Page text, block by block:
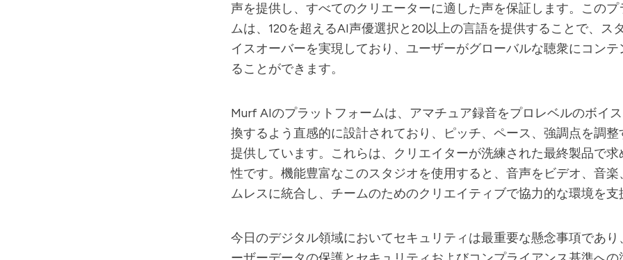
声を提供し、すべてのクリエーターに適した声を保証します。この
ムは、120を超えるAI声優選択と20以上の言語を提供することで、ス
イスオーバーを実現しており、ユーザーがグローバルな聴衆にコン
ることができます。
Murf AIのプラットフォームは、アマチュア録音をプロレベルのボイ
換するよう直感的に設計されており、ピッチ、ペース、強調点を調整
提供しています。これらは、クリエイターが洗練された最終製品で求
性です。機能豊富なこのスタジオを使用すると、音声をビデオ、音楽
ムレスに統合し、チームのためのクリエイティブで協力的な環境を支
今日のデジタル領域においてセキュリティは最重要な懸念事項であり